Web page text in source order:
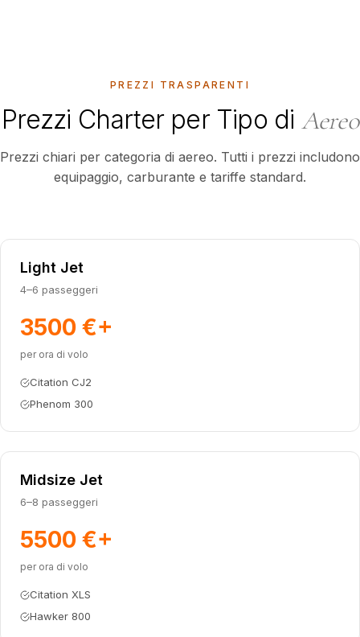
PREZZI TRASPARENTI
Prezzi Charter per Tipo di Aereo
Prezzi chiari per categoria di aereo. Tutti i prezzi includono
equipaggio, carburante e tariffe standard.
Light Jet
4–6 passeggeri
3500 €+
per ora di volo
Citation CJ2
Phenom 300
Midsize Jet
6–8 passeggeri
5500 €+
per ora di volo
Citation XLS
Hawker 800